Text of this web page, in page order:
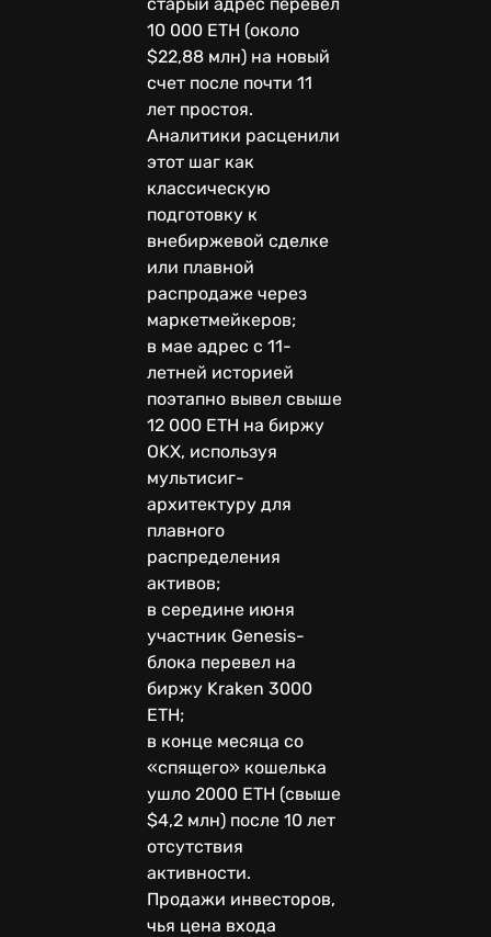
10 000 ETH (около
$22,88 млн) на новый
счет после почти 11
лет простоя.
Аналитики расценили
этот шаг как
классическую
подготовку к
внебиржевой сделке
или плавной
распродаже через
маркетмейкеров;
в мае адрес с 11-
летней историей
поэтапно вывел свыше
12 000 ETH на биржу
OKX, используя
мультисиг-
архитектуру для
плавного
распределения
активов;
в середине июня
участник Genesis-
блока перевел на
биржу Kraken 3000
ETH;
в конце месяца со
«спящего» кошелька
ушло 2000 ETH (свыше
$4,2 млн) после 10 лет
отсутствия
активности.
Продажи инвесторов,
чья цена входа